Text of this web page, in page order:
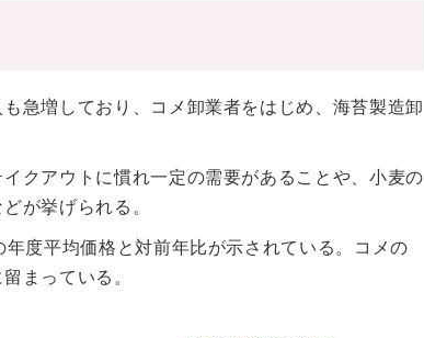
急増しており、コメ卸業者をはじめ、海苔製造卸
クアウトに慣れ一定の需要があることや、小麦の
が挙げられる。
度平均価格と対前年比が示されている。コメの
まっている。